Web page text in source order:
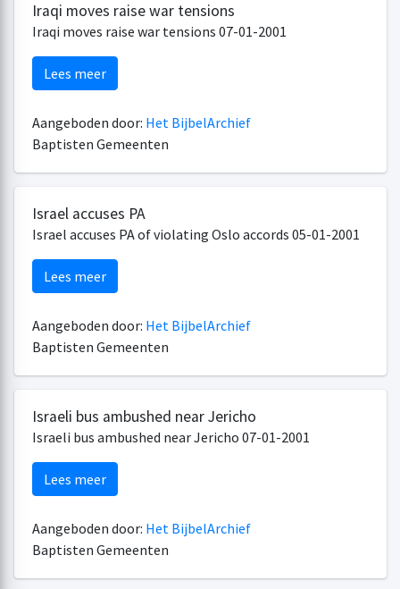
Iraqi moves raise war tensions
Iraqi moves raise war tensions 07-01-2001
Lees meer
Aangeboden door: Het BijbelArchief
Baptisten Gemeenten
Israel accuses PA
Israel accuses PA of violating Oslo accords 05-01-2001
Lees meer
Aangeboden door: Het BijbelArchief
Baptisten Gemeenten
Israeli bus ambushed near Jericho
Israeli bus ambushed near Jericho 07-01-2001
Lees meer
Aangeboden door: Het BijbelArchief
Baptisten Gemeenten